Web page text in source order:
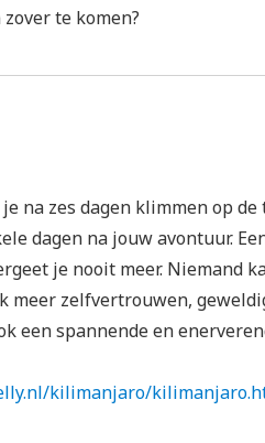
te komen?
na zes dagen klimmen op
dagen na jouw avontuur.
je nooit meer. Niemand
meer zelfvertrouwen,
een spannende en
kilimanjaro/